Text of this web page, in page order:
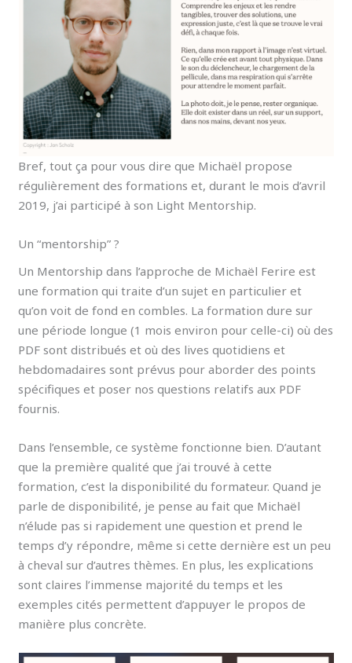
Bref, tout ça pour vous dire que Michaël propose
régulièrement des formations et, durant le mois d’avril
2019, j’ai participé à son Light Mentorship.
Un “mentorship” ?
Un Mentorship dans l’approche de Michaël Ferire est
une formation qui traite d’un sujet en particulier et
qu’on voit de fond en combles. La formation dure sur
une période longue (1 mois environ pour celle-ci) où des
PDF sont distribués et où des lives quotidiens et
hebdomadaires sont prévus pour aborder des points
spécifiques et poser nos questions relatifs aux PDF
fournis.
Dans l’ensemble, ce système fonctionne bien. D’autant
que la première qualité que j’ai trouvé à cette
formation, c’est la disponibilité du formateur. Quand je
parle de disponibilité, je pense au fait que Michaël
n’élude pas si rapidement une question et prend le
temps d’y répondre, même si cette dernière est un peu
à cheval sur d’autres thèmes. En plus, les explications
sont claires l’immense majorité du temps et les
exemples cités permettent d’appuyer le propos de
manière plus concrète.